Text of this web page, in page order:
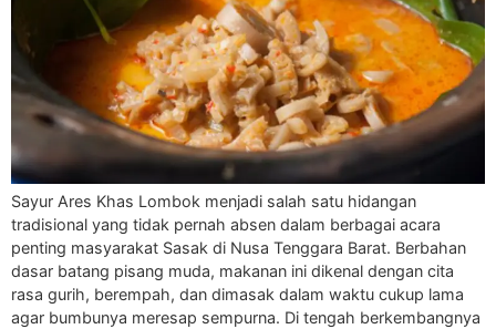
Sayur Ares Khas Lombok menjadi salah satu hidangan
tradisional yang tidak pernah absen dalam berbagai acara
penting masyarakat Sasak di Nusa Tenggara Barat. Berbahan
dasar batang pisang muda, makanan ini dikenal dengan cita
rasa gurih, berempah, dan dimasak dalam waktu cukup lama
agar bumbunya meresap sempurna. Di tengah berkembangnya